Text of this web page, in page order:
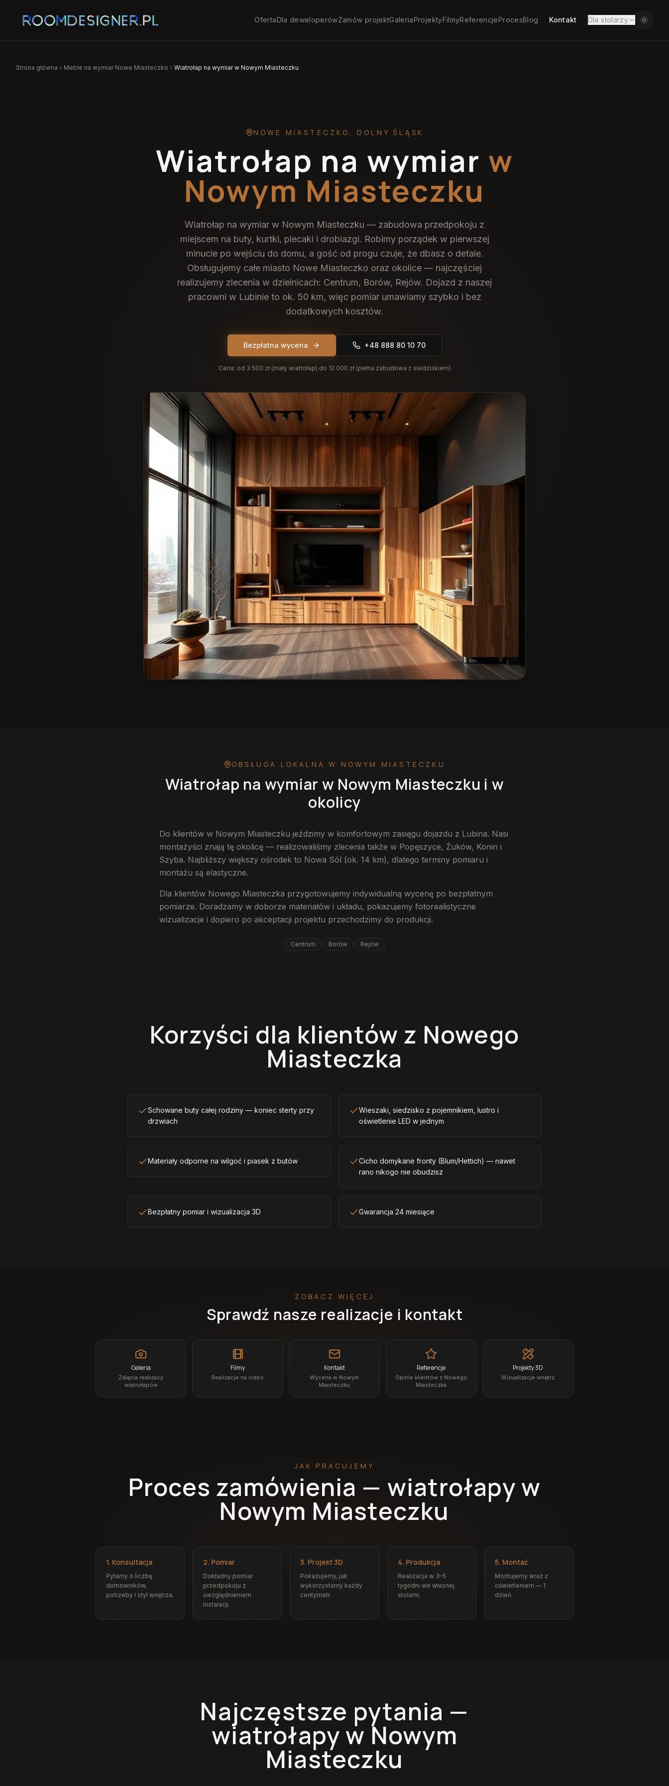
OfertaDla deweloperówZamów projektGaleriaProjektyFilmyReferencjeProcesBlog Kontakt Dla stolarzy
Strona główna Meble na wymiar Nowe Miasteczko Wiatrołap na wymiar w Nowym Miasteczku
NOWE MIASTECZKO , DOLNY ŚLĄSK
Wiatrołap na wymiar w
Nowym Miasteczku
Wiatrołap na wymiar w Nowym Miasteczku — zabudowa przedpokoju z
miejscem na buty, kurtki, plecaki i drobiazgi. Robimy porządek w pierwszej
minucie po wejściu do domu, a gość od progu czuje, że dbasz o detale.
Obsługujemy całe miasto Nowe Miasteczko oraz okolice — najczęściej
realizujemy zlecenia w dzielnicach: Centrum, Borów, Rejów. Dojazd z naszej
pracowni w Lubinie to ok. 50 km, więc pomiar umawiamy szybko i bez
dodatkowych kosztów.
Bezpłatna wycena +48 888 80 10 70
Cena: od 3 500 zł (mały wiatrołap) do 12 000 zł (pełna zabudowa z siedziskiem)
OBSŁUGA LOKALNAW NOWYM MIASTECZKU
Wiatrołap na wymiar w Nowym Miasteczku i w
okolicy
Do klientów w Nowym Miasteczku jeździmy w komfortowym zasięgu dojazdu z Lubina. Nasi
montażyści znają tę okolicę — realizowaliśmy zlecenia także w Popęszyce, Żuków, Konin i
Szyba. Najbliższy większy ośrodek to Nowa Sól (ok. 14 km), dlatego terminy pomiaru i
montażu są elastyczne.
Dla klientów Nowego Miasteczka przygotowujemy indywidualną wycenę po bezpłatnym
pomiarze. Doradzamy w doborze materiałów i układu, pokazujemy fotorealistyczne
wizualizacje i dopiero po akceptacji projektu przechodzimy do produkcji.
Centrum Borów Rejów
Korzyści dla klientów z Nowego
Miasteczka
Schowane buty całej rodziny — koniec sterty przy
drzwiach
Wieszaki, siedzisko z pojemnikiem, lustro i
oświetlenie LED w jednym
Materiały odporne na wilgoć i piasek z butów
Cicho domykane fronty (Blum/Hettich) — nawet
rano nikogo nie obudzisz
Bezpłatny pomiar i wizualizacja 3D Gwarancja 24 miesiące
ZOBACZ WIĘCEJ
Sprawdź nasze realizacje i kontakt
Galeria
Zdjęcia realizacji
wiatrołapów
Filmy
Realizacje na video
Kontakt
Wycena w Nowym
Miasteczku
Referencje
Opinie klientów z Nowego
Miasteczka
Projekty 3D
Wizualizacje wnętrz
JAK PRACUJEMY
Proces zamówienia — wiatrołapy w
Nowym Miasteczku
1. Konsultacja
Pytamy o liczbę
domowników,
potrzeby i styl wnętrza.
2. Pomiar
Dokładny pomiar
przedpokoju z
uwzględnieniem
instalacji.
3. Projekt 3D
Pokazujemy, jak
wykorzystamy każdy
centymetr.
4. Produkcja
Realizacja w 3–5
tygodni we własnej
stolarni.
5. Montaż
Montujemy wraz z
oświetleniem — 1
dzień.
Najczęstsze pytania —
wiatrołapy w Nowym
Miasteczku